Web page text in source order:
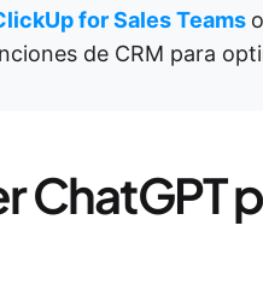
for Sales Teams
de CRM para
ChatGPT